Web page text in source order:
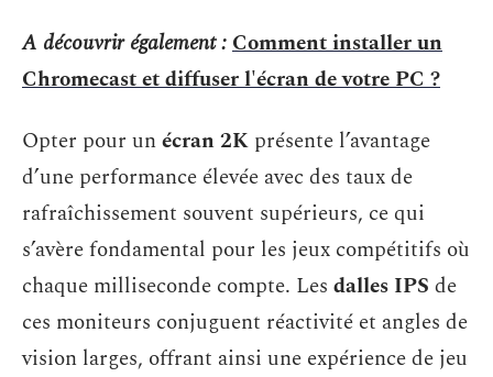
A découvrir également :Comment installer un
Chromecast et diffuser l'écran de votre PC ?
Opter pour unécran 2K présente l’avantage
d’une performance élevée avec des taux de
rafraîchissement souvent supérieurs, ce qui
s’avère fondamental pour les jeux compétitifs où
chaque milliseconde compte. Les dalles IPS de
ces moniteurs conjuguent réactivité et angles de
vision larges, offrant ainsi une expérience de jeu